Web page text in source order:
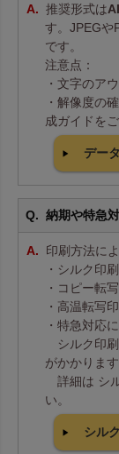
推奨形式は
す。JPEGや
です。
注意点：
・文字のア
・解像度の
成ガイドを
デー
納期や特急
印刷方法に
・シルク印
・コピー転
・高温転写
・特急対応
シルク印刷
がかかります
詳細は シ
い。
シル